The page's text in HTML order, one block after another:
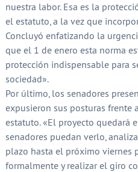
nuestra labor. Esa es la
el estatuto, a la vez que
Concluyó enfatizando la
que el 1 de enero esta norma
protección indispensable para
sociedad».
Por último, los senadores
expusieron sus posturas frente
estatuto. «El proyecto quedará
senadores puedan verlo,
plazo hasta el próximo viernes
formalmente y realizar el giro